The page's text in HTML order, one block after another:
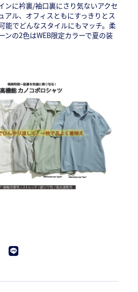
ンに衿裏/袖口裏にさり気ないアクセ
アル、オフィスともにすっきりとス
能でどんなスタイルにもマッチ。柔
ンの2色はWEB限定カラーで夏の装